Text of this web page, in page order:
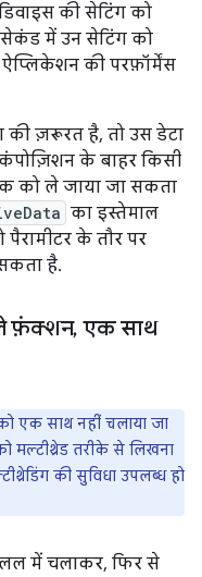
की सेटिंग को
में उन सेटिंग को
की परफ़ॉर्मेंस
ज़रूरत है, तो उस डेटा
के बाहर किसी
को ले जाया जा सकता
का इस्तेमाल
के तौर पर
है.
फ़ंक्शन, एक साथ
एक साथ नहीं चलाया जा
मल्टीथ्रेड तरीके से लिखना
की सुविधा उपलब्ध हो
में चलाकर, फिर से